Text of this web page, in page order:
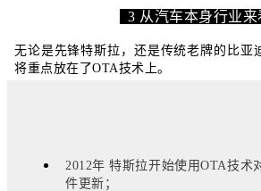
3 从汽车本身行业来
无论是先锋特斯拉，还是传统老牌的比亚
将重点放在了OTA技术上。
2012年 特斯拉开始使用OTA技术
件更新；